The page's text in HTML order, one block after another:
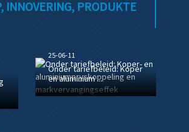
INNOVERING, PRODUKTE
25-06-11
Onder tariefbeleid: Koper
en aluminium ...